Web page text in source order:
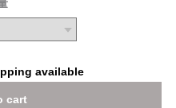
available
cart